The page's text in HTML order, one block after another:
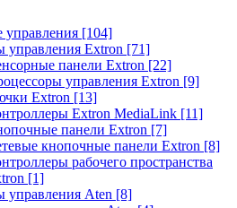
управления [104]
управления Extron [71]
панели Extron [22]
управления Extron [9]
Extron [13]
Extron MediaLink [11]
панели Extron [7]
кнопочные панели Extron [8]
рабочего пространства
[1]
управления Aten [8]